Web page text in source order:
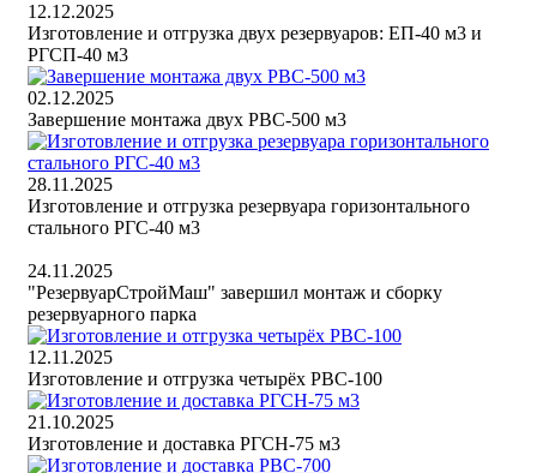
12.12.2025
Изготовление и отгрузка двух резервуаров: ЕП-40 м3 и
РГСП-40 м3
02.12.2025
Завершение монтажа двух РВС-500 м3
28.11.2025
Изготовление и отгрузка резервуара горизонтального
стального РГС-40 м3
24.11.2025
"РезервуарСтройМаш" завершил монтаж и сборку
резервуарного парка
12.11.2025
Изготовление и отгрузка четырёх РВС-100
21.10.2025
Изготовление и доставка РГСН-75 м3